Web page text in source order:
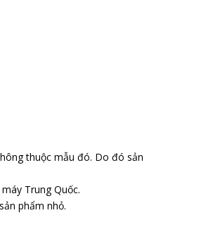
thuộc mẫu đó. Do đó sản
Trung Quốc.
phẩm nhỏ.